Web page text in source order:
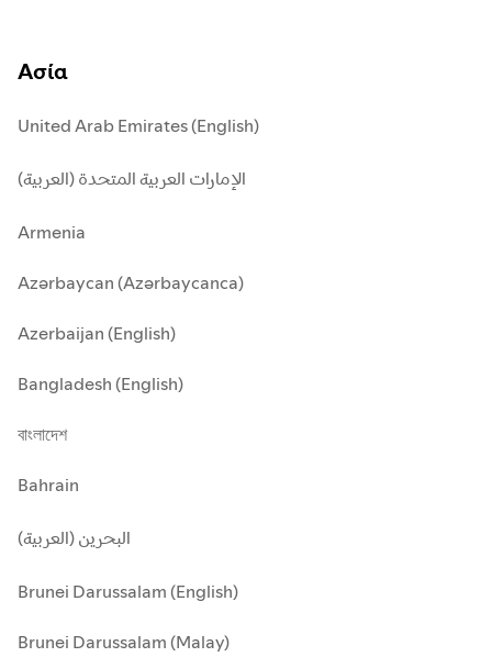
Ασία
United Arab Emirates (English)
الإمارات العربية المتحدة (العربية)
Armenia
Azərbaycan (Azərbaycanca)
Azerbaijan (English)
Bangladesh (English)
বাংলাদেশ
Bahrain
البحرين (العربية)
Brunei Darussalam (English)
Brunei Darussalam (Malay)